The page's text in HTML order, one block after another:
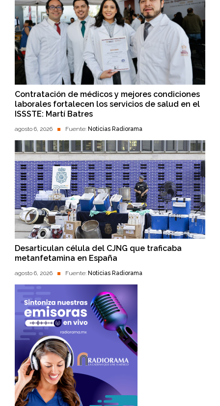
Contratación de médicos y mejores condiciones
laborales fortalecen los servicios de salud en el
ISSSTE: Martí Batres
agosto 6, 2026 Fuente: Noticias Radiorama
Desarticulan célula del CJNG que traficaba
metanfetamina en España
agosto 6, 2026 Fuente: Noticias Radiorama